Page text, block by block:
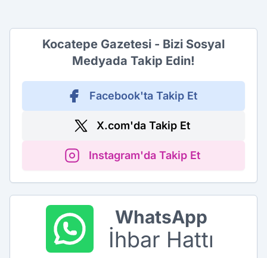
Kocatepe Gazetesi - Bizi Sosyal
Medyada Takip Edin!
Facebook'ta Takip Et
X.com'da Takip Et
Instagram'da Takip Et
WhatsApp
İhbar Hattı